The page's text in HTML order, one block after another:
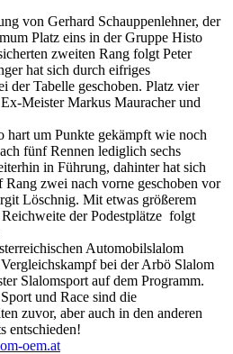
von Gerhard Schauppenlehner, der
Platz eins in der Gruppe Histo
zweiten Rang folgt Peter
hat sich durch eifriges
der Tabelle geschoben. Platz vier
Meister Markus Mauracher und
hart um Punkte gekämpft wie noch
fünf Rennen lediglich sechs
in Führung, dahinter hat sich
zwei nach vorne geschoben vor
Löschnig. Mit etwas größerem
der Podestplätze folgt
Automobilslalom
bei der Arbö Slalom
Slalomsport auf dem Programm.
und Race sind die
zuvor, aber auch in den anderen
entschieden!
oem.at